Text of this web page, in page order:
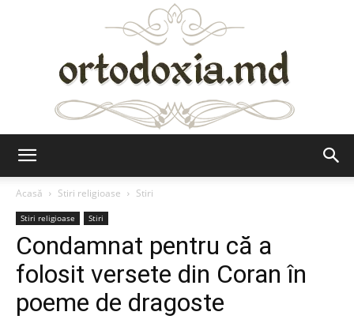
Acasă
Stiri religioase Stiri
Stiri religioase Stiri
Condamnat pentru că a
folosit versete din Coran în
poeme de dragoste